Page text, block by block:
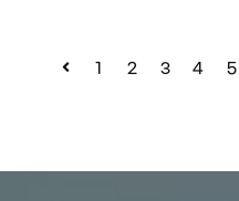
1 2 3 4 5